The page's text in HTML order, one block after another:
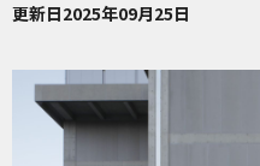
更新日2025年09月25日